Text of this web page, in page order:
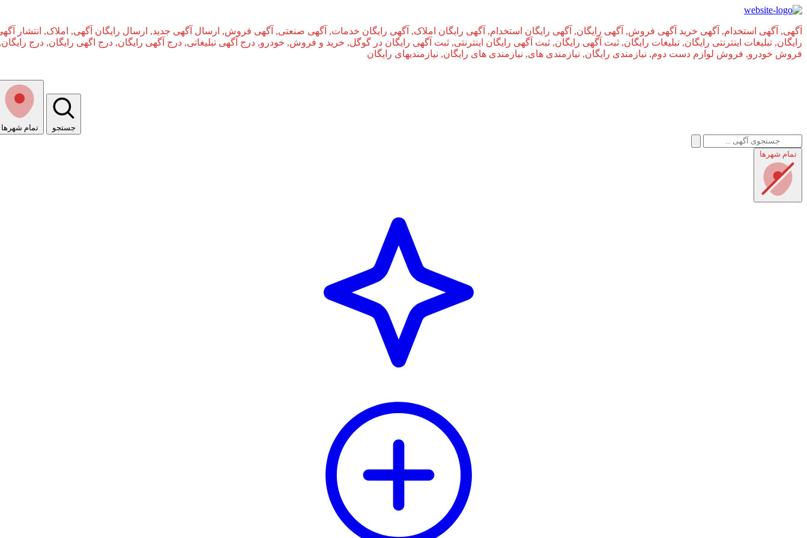
املاک
آگهی, آگهی استخدام, آگهی خرید آگهی فروش, آگهی رایگان, آگهی رایگان استخدام, آگهی رایگان املاک, آگهی رایگان خدمات, آگهی صنعتی, آگهی فروش, ارسال آگهی جدید, ارسال رایگان آگهی, املاک, انتشار
رایگان, تبلیغات اینترنتی رایگان, تبلیغات رایگان, ثبت آگهی رایگان, ثبت آگهی رایگان اینترنتی, ثبت آگهی رایگان در گوگل, خرید و فروش, خودرو, درج آگهی تبلیغاتی, درج آگهی رایگان, درج اگهی رایگان, درج
فروش خودرو, فروش لوازم دست دوم, نیازمندی رایگان, نیازمندی های, نیازمندی‌ های رایگان, نیازمندیهای رایگان
تمام شهر‌ها جستجو
تمام شهر‌ها